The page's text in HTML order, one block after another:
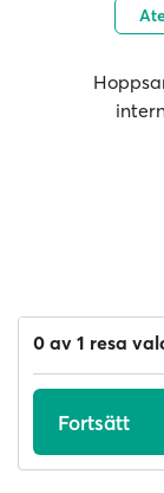
0 av 1 resa
Fortsätt